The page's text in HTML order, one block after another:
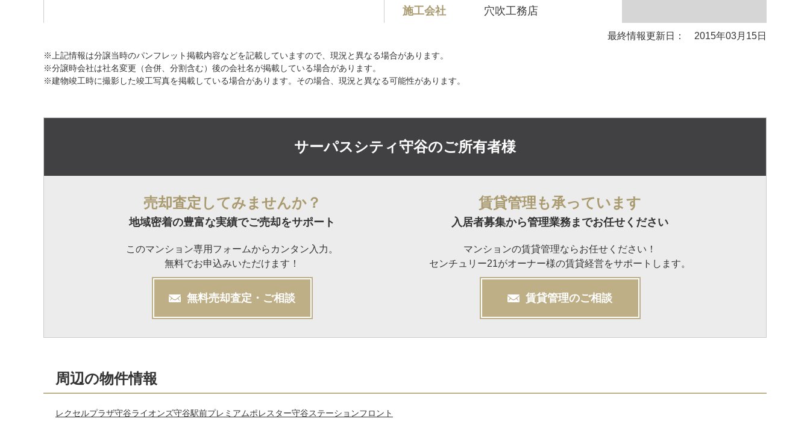
施工会社
穴吹工務店
最終情報更新日： 2015年03月15日
※上記情報は分譲当時のパンフレット掲載内容などを記載していますので、現況と異なる場合があります。
※分譲時会社は社名変更（合併、分割含む）後の会社名が掲載している場合があります。
※建物竣工時に撮影した竣工写真を掲載している場合があります。その場合、現況と異なる可能性があります。
サーパスシティ守谷のご所有者様
売却査定してみませんか？
地域密着の豊富な実績でご売却をサポート
このマンション専用フォームからカンタン入力。
無料でお申込みいただけます！
無料売却査定・ご相談
賃貸管理も承っています
入居者募集から管理業務までお任せください
マンションの賃貸管理ならお任せください！
センチュリー21がオーナー様の賃貸経営をサポートします。
賃貸管理のご相談
周辺の物件情報
レクセルプラザ守谷ライオンズ守谷駅前プレミアムポレスター守谷ステーションフロント